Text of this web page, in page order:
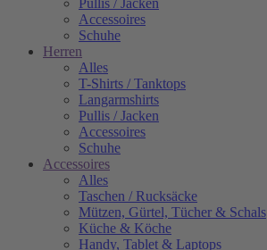
Pullis / Jacken
Accessoires
Schuhe
Herren
Alles
T-Shirts / Tanktops
Langarmshirts
Pullis / Jacken
Accessoires
Schuhe
Accessoires
Alles
Taschen / Rucksäcke
Mützen, Gürtel, Tücher & Schals
Küche & Köche
Handy, Tablet & Laptops